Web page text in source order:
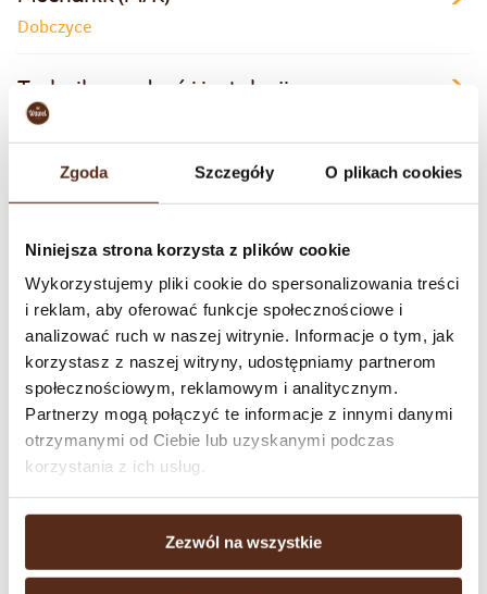
Zgoda Szczegóły O plikach cookies
Niniejsza strona korzysta z plików cookie
Wykorzystujemy pliki cookie do spersonalizowania treści
i reklam, aby oferować funkcje społecznościowe i
analizować ruch w naszej witrynie. Informacje o tym, jak
korzystasz z naszej witryny, udostępniamy partnerom
społecznościowym, reklamowym i analitycznym.
Partnerzy mogą połączyć te informacje z innymi danymi
otrzymanymi od Ciebie lub uzyskanymi podczas
korzystania z ich usług.
Zezwól na wszystkie
Dobczyce
Technik urządzeń i instalacji
energetycznych​ / Energetyk (M/K)
Dobczyce
Specjalista ds. Inwestycji i Remontów w
zakresie Instalacji Sanitarnych /wentylacja i
klimatyzacja/ (M/K)
Dobczyce
Operator Wózka Widłowego - Magazynier
(M/K)
Dobczyce
Dział sprzedaży
Kluczem do rozwoju naszej marki są produkty najwyżej jakości oraz